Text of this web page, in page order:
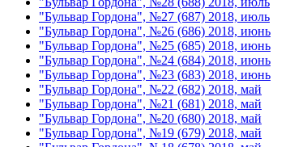
"Бульвар Гордона", №27 (687) 2018, июль
"Бульвар Гордона", №26 (686) 2018, июнь
"Бульвар Гордона", №25 (685) 2018, июнь
"Бульвар Гордона", №24 (684) 2018, июнь
"Бульвар Гордона", №23 (683) 2018, июнь
"Бульвар Гордона", №22 (682) 2018, май
"Бульвар Гордона", №21 (681) 2018, май
"Бульвар Гордона", №20 (680) 2018, май
"Бульвар Гордона", №19 (679) 2018, май